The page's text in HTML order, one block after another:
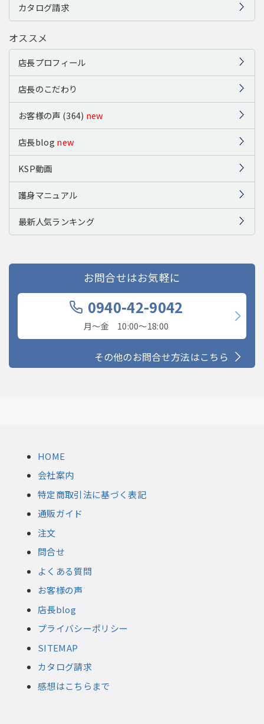
カタログ請求
オススメ
店長プロフィール
店長のこだわり
お客様の声 (364) new
店長blog new
KSP動画
護身マニュアル
最新人気ランキング
お問合せはお気軽に
0940-42-9042
月〜金 10:00〜18:00
その他のお問合せ方法はこちら
HOME
会社案内
特定商取引法に基づく表記
通販ガイド
注文
問合せ
よくある質問
お客様の声
店長blog
プライバシーポリシー
SITEMAP
カタログ請求
感想はこちらまで